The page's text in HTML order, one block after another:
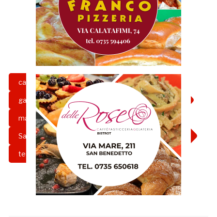
calcio club manager
gazzetta rossoblu grb
matteo bianchini nazario pignotti
Samb sambenedettese Serie C
team manager